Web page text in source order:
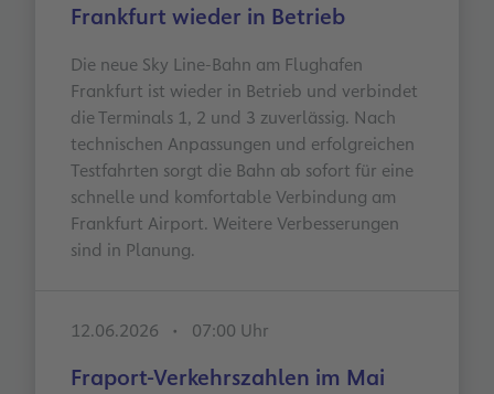
Frankfurt wieder in Betrieb
Die neue Sky Line-Bahn am Flughafen
Frankfurt ist wieder in Betrieb und verbindet
die Terminals 1, 2 und 3 zuverlässig. Nach
technischen Anpassungen und erfolgreichen
Testfahrten sorgt die Bahn ab sofort für eine
schnelle und komfortable Verbindung am
Frankfurt Airport. Weitere Verbesserungen
sind in Planung.
12.06.2026 07:00 Uhr
Fraport-Verkehrszahlen im Mai